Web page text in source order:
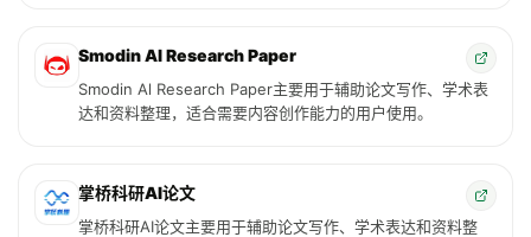
Smodin Al Research Paper
Smodin Al Research Paper主要用于辅助论文写作、学术表
达和资料整理，适合需要内容创作能力的用户使用。
掌桥科研AI论文
掌桥科研AI论文主要用于辅助论文写作、学术表达和资料整